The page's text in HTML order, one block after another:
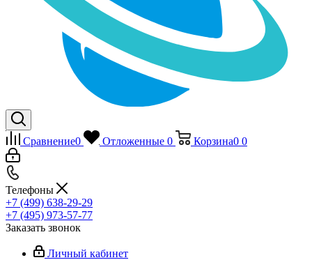
Сравнение0 Отложенные 0 Корзина0 0
Телефоны
+7 (499) 638-29-29
+7 (495) 973-57-77
Заказать звонок
Личный кабинет